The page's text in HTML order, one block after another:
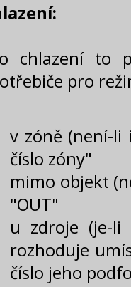
chlazení to
pro
v zóně (není-li
číslo zóny"
mimo objekt
"OUT"
u zdroje (je-li
rozhoduje
číslo jeho